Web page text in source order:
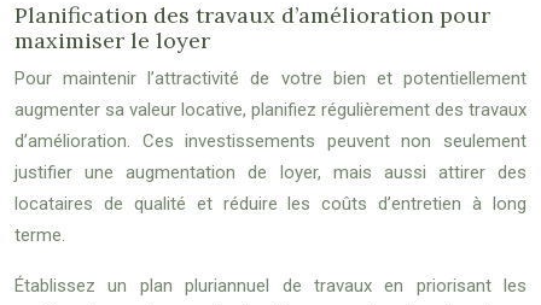
Planification des travaux d’amélioration pour
maximiser le loyer
Pour maintenir l’attractivité de votre bien et potentiellement
augmenter sa valeur locative, planifiez régulièrement des travaux
d’amélioration. Ces investissements peuvent non seulement
justifier une augmentation de loyer, mais aussi attirer des
locataires de qualité et réduire les coûts d’entretien à long
terme.
Établissez un plan pluriannuel de travaux en priorisant les